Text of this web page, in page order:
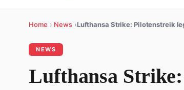
Home › News ›Lufthansa Strike: Pilotenstreik
NEWS
Lufthansa